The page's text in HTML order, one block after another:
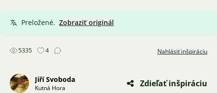
Preložené. Zobraziť originál
5335 4 Nahlásiť inšpiráciu
Jiří Svoboda
Kutná Hora Zdieľať inšpiráciu